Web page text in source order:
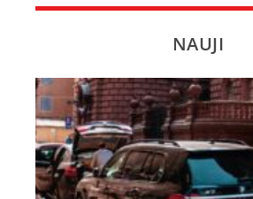
NAUJI